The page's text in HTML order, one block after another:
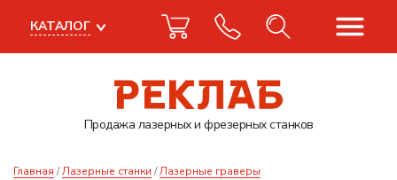
Продажа лазерныхи фрезерных станков
КАТАЛОГ
Главная Лазерные станки
Лазерные граверы